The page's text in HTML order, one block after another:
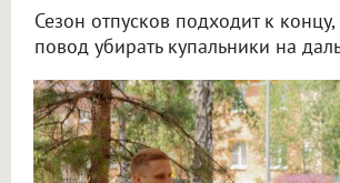
Сезон отпусков подходит к
повод убирать купальники на